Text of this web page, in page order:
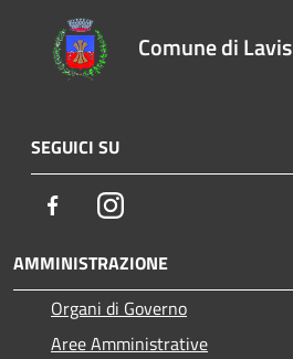
Comune di Lavis
SEGUICI SU
FacebookInstagram
AMMINISTRAZIONE
Organi di Governo
Aree Amministrative